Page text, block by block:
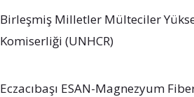
Birleşmiş Milletler Mülteciler
Komiserliği (UNHCR)
Eczacıbaşı ESAN-Magnezyum